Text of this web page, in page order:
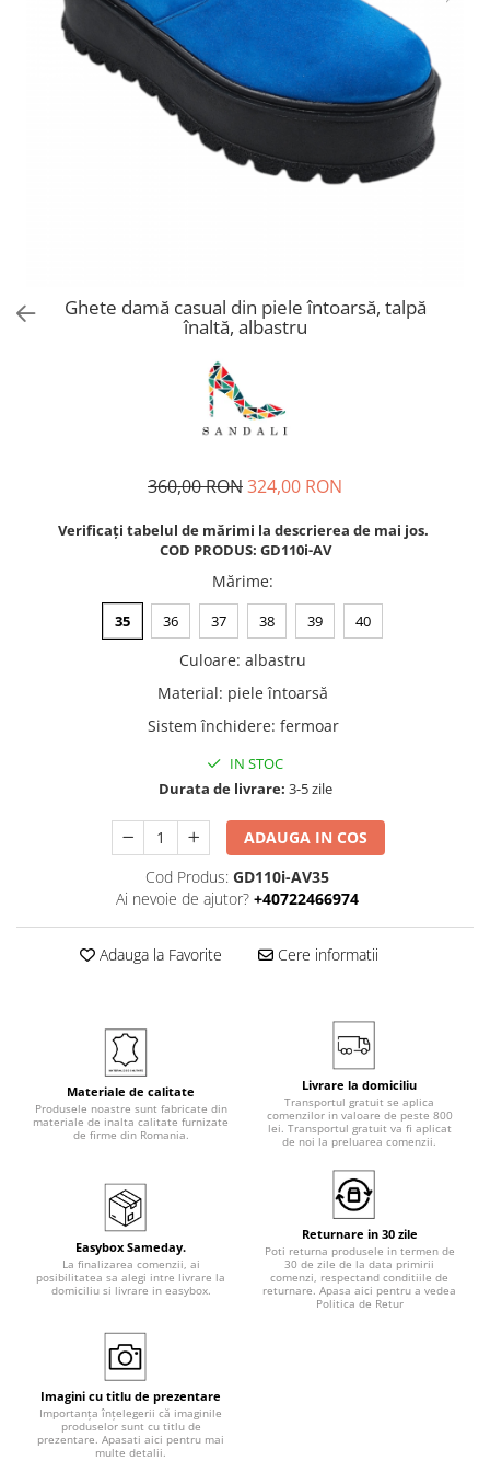
Ghete damă casual din piele întoarsă, talpă
înaltă, albastru
360,00 RON324,00 RON
Verificați tabelul de mărimi la descrierea de mai jos.
COD PRODUS: GD110i-AV
Mărime:
35 36 37 38 39 40
Culoare: albastru
Material: piele întoarsă
Sistem închidere: fermoar
IN STOC
Durata de livrare: 3-5 zile
ADAUGA IN COS
Cod Produs: GD110i-AV35
Ai nevoie de ajutor? +40722466974
Adauga la Favorite Cere informatii
Materiale de calitate
Produsele noastre sunt fabricate din
materiale de inalta calitate furnizate
de firme din Romania.
Livrare la domiciliu
Transportul gratuit se aplica
comenzilor in valoare de peste 800
lei. Transportul gratuit va fi aplicat
de noi la preluarea comenzii.
Easybox Sameday.
La finalizarea comenzii, ai
posibilitatea sa alegi intre livrare la
domiciliu si livrare in easybox.
Returnare in 30 zile
Poti returna produsele in termen de
30 de zile de la data primirii
comenzi, respectand conditiile de
returnare. Apasa aici pentru a vedea
Politica de Retur
Imagini cu titlu de prezentare
Importanța înțelegerii că imaginile
produselor sunt cu titlu de
prezentare. Apasati aici pentru mai
multe detalii.